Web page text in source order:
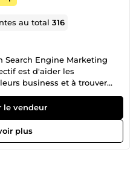
au total316
Search Engine Marketing
est d'aider les
business et à trouver
sources du web.
d'experts marketing
en vous proposant un
l'excellence de vos
tâches divers pour mieux
le vendeur
plus